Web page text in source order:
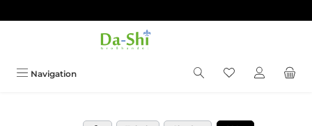
Navigation Du hast 0